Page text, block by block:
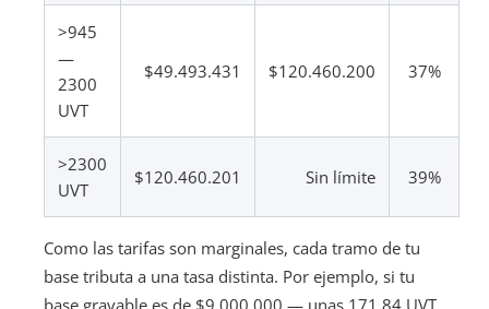
>945
—
2300
UVT
$49.493.431 $120.460.200 37%
>2300
UVT
$120.460.201 Sin límite 39%
Como las tarifas son marginales, cada tramo de tu
base tributa a una tasa distinta. Por ejemplo, si tu